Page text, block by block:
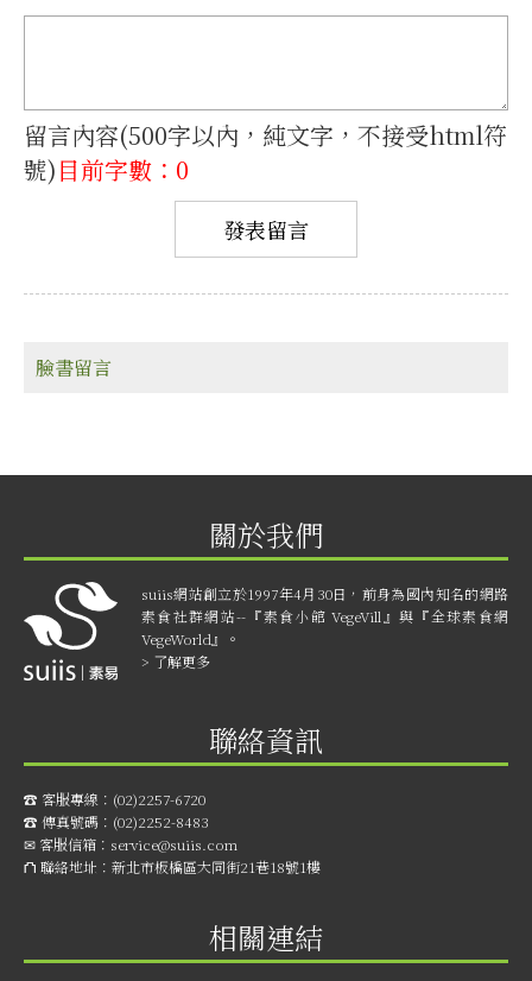
留言內容(500字以內，純文字，不接受html符
號)目前字數：0
臉書留言
關於我們
suiis網站創立於1997年4月30日，前身為國內知名的網路
素食社群網站--『素食小館 VegeVill』與『全球素食網
VegeWorld』。
> 了解更多
聯絡資訊
☎︎ 客服專線： (02)2257-6720
☎︎ 傳真號碼： (02)2252-8483
✉ 客服信箱： service@suiis.com
⛫ 聯絡地址： 新北市板橋區大同街21巷18號1樓
相關連結